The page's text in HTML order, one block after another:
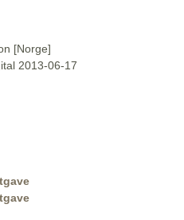
[Norge]
2013-06-17